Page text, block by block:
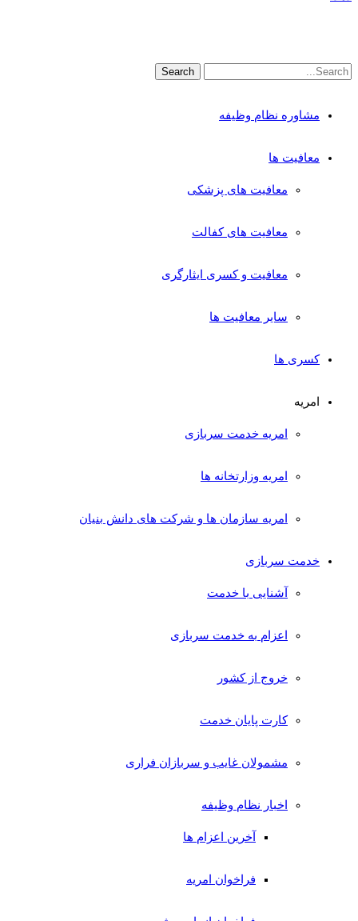
مشاوره نظام وظیفه
معافیت ها
معافیت های پزشکی
معافیت های کفالت
معافیت و کسری ایثارگری
سایر معافیت ها
کسری ها
امریه
امریه خدمت سربازی
امریه وزارتخانه ها
امریه سازمان ها و شرکت های دانش بنیان
خدمت سربازی
آشنایی با خدمت
اعزام به خدمت سربازی
خروج از کشور
کارت پایان خدمت
مشمولان غایب و سربازان فراری
اخبار نظام وظیفه
آخرین اعزام ها
فراخوان امریه